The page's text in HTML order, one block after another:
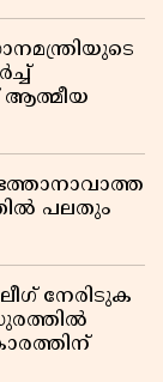
പലതും
ലീഗ് നേരിടുക